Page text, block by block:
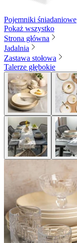
Pojemniki śniadaniowe
Pokaż wszystko
Strona główna
Jadalnia
Zastawa stołowa
Talerze głębokie